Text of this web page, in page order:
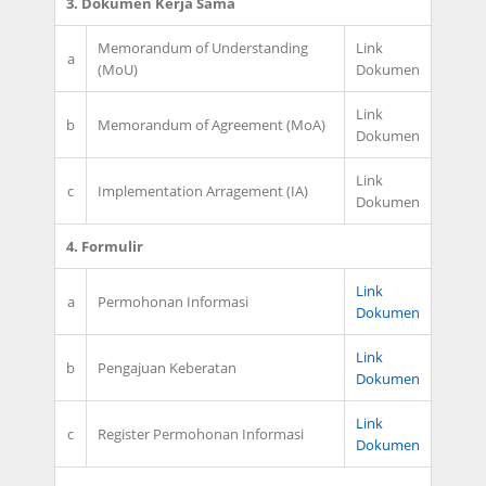
a
Memorandum of Understanding
(MoU)
Link
Dokumen
b Memorandum of Agreement (MoA)
Link
Dokumen
c Implementation Arragement (IA)
Link
Dokumen
4. Formulir
a Permohonan Informasi
Link
Dokumen
b Pengajuan Keberatan
Link
Dokumen
c Register Permohonan Informasi
Link
Dokumen